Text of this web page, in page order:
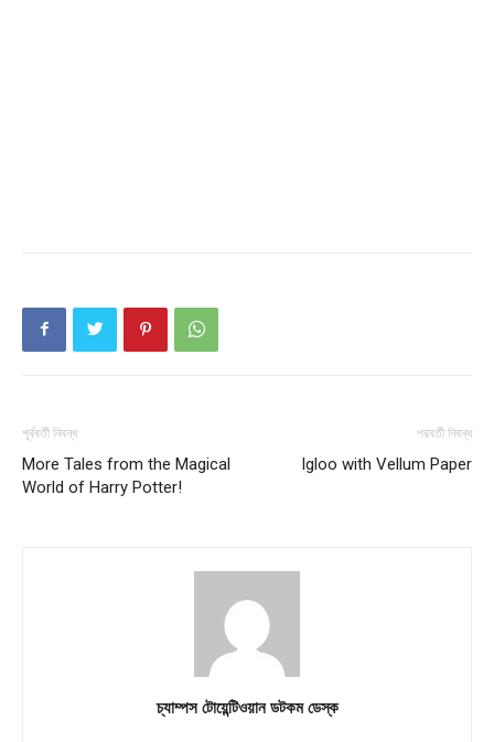
পূর্ববর্তী নিবন্ধ
More Tales from the Magical
World of Harry Potter!
পরবর্তী নিবন্ধ
Igloo with Vellum Paper
চ্যাম্পস টোয়েন্টিওয়ান ডটকম ডেস্ক